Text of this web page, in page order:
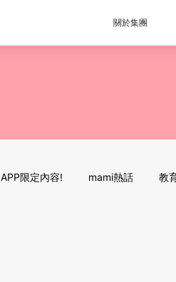
關於集團
APP限定內容! mami熱話 教